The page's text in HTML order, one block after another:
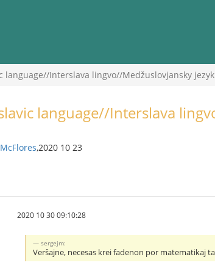
language//Interslava lingvo//Medžuslovjansky jezyk
language//Interslava
,2020 10 23
2020 10 30 09:10:28
sergejm:
Verŝajne, necesas krei fadenon por matematikaj